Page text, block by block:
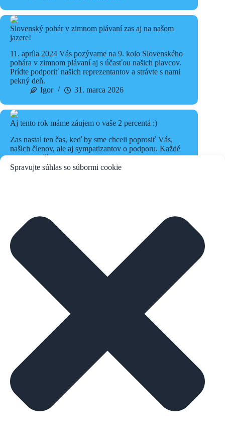
Slovenský pohár v zimnom plávaní zas aj na našom
jazere!
11. apríla 2024 Vás pozývame na 9. kolo Slovenského
pohára v zimnom plávaní aj s účasťou našich plavcov.
Prídte podporiť našich reprezentantov a strávte s nami
pekný deň.
Igor
31. marca 2026
Aj tento rok máme záujem o vaše 2 percentá :)
Zas nastal ten čas, keď by sme chceli poprosiť Vás,
našich členov, ale aj sympatizantov o podporu. Každé
euro sa počíta...
Igor
6. marca 2026
Revolučné plávanie & Vyhodnotenie Letnej 100vky
Blíži sa čas revolučného plávania a tentokrát sme sa
rozhodli ho spojiť aj s vyhodnotením Letnej 100.
Srdečne Vás pozývame.
9. novembra 2025
Spravujte súhlas so súbormi cookie